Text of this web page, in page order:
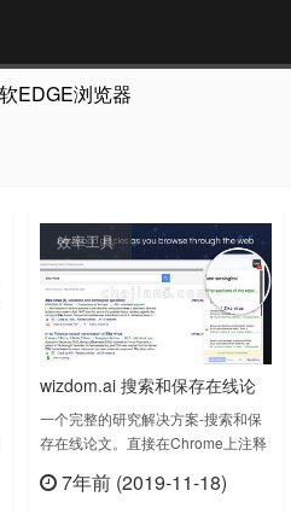
EDGE浏览器插件推荐网站，
效率工具
wizdom.ai 搜索和保存在线论
文 科研必备工具
一个完整的研究解决方案-搜索和保
存在线论文。直接在Chrome上注释
交互式PDF阅读器在线阅读时，对
7年前 (2019-11-18)